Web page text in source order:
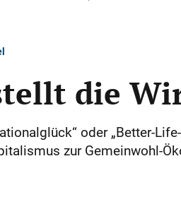
die
oder „Better-
zur Gemeinwohl-